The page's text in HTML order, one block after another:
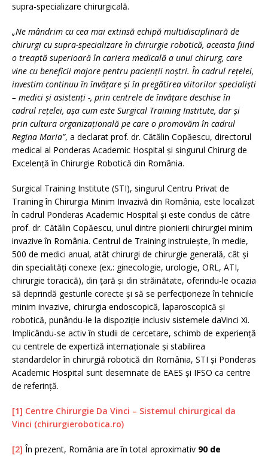
supra-specializare chirurgicală.
„Ne mândrim cu cea mai extinsă echipă multidisciplinară de
chirurgi cu supra-specializare în chirurgie robotică, aceasta fiind
o treaptă superioară în cariera medicală a unui chirurg, care
vine cu beneficii majore pentru pacienții noștri. În cadrul rețelei,
investim continuu în învățare și în pregătirea viitorilor specialiști
– medici și asistenți -, prin centrele de învățare deschise în
cadrul rețelei, așa cum este Surgical Training Institute, dar și
prin cultura organizațională pe care o promovăm în cadrul
Regina Maria”, a declarat prof. dr. Cătălin Copăescu, directorul
medical al Ponderas Academic Hospital și singurul Chirurg de
Excelență în Chirurgie Robotică din România.
Surgical Training Institute (STI), singurul Centru Privat de
Training în Chirurgia Minim Invazivă din România, este localizat
în cadrul Ponderas Academic Hospital și este condus de către
prof. dr. Cătălin Copăescu, unul dintre pionierii chirurgiei minim
invazive în România. Centrul de Training instruiește, în medie,
500 de medici anual, atât chirurgi de chirurgie generală, cât și
din specialități conexe (ex.: ginecologie, urologie, ORL, ATI,
chirurgie toracică), din țară și din străinătate, oferindu-le ocazia
să deprindă gesturile corecte și să se perfecționeze în tehnicile
minim invazive, chirurgia endoscopică, laparoscopică și
robotică, punându-le la dispoziție inclusiv sistemele daVinci Xi.
Implicându-se activ în studii de cercetare, schimb de experiență
cu centrele de expertiză internaționale și stabilirea
standardelor în chirurgiă robotică din România, STI și Ponderas
Academic Hospital sunt desemnate de EAES și IFSO ca centre
de referință.
[1] Centre Chirurgie Da Vinci – Sistemul chirurgical da
Vinci (chirurgierobotica.ro)
[2] În prezent, România are în total aproximativ 90 de